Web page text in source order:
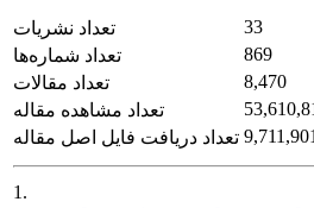
تعداد نشریات
33
تعداد شماره‌ها
869
تعداد مقالات
8,470
تعداد مشاهده مقاله
تعداد دریافت فایل اصل مقاله 9,711,901
1.